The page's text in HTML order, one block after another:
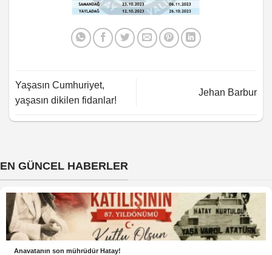
Yaşasın Cumhuriyet,
yaşasın dikilen fidanlar!
Jehan Barbur
EN GÜNCEL HABERLER
Anavatanın son mührüdür Hatay!